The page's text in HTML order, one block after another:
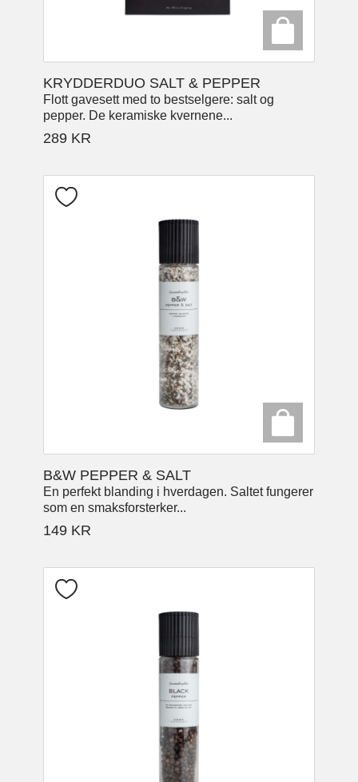
KRYDDERDUO SALT & PEPPER
Flott gavesett med to bestselgere: salt og
pepper. De keramiske kvernene...
289 KR
B&W PEPPER & SALT
En perfekt blanding i hverdagen. Saltet fungerer
som en smaksforsterker...
149 KR